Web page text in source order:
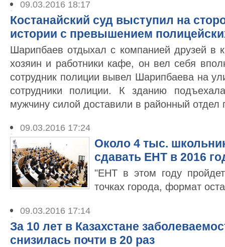
09.03.2016 18:17
Костанайский суд выступил на
истории с превышением
Шарипбаев отдыхал с компанией друзей в
хозяин и работники кафе, он вел себя
сотрудник полиции вывел Шарипбаева на
сотрудники полиции. К зданию
мужчину силой доставили в районный отдел
09.03.2016 17:24
Около 4 тыс.
сдавать ЕНТ в 2016
"ЕНТ в этом году
точках города, формат
09.03.2016 17:14
За 10 лет в Казахстане
снизилась почти в 20 раз